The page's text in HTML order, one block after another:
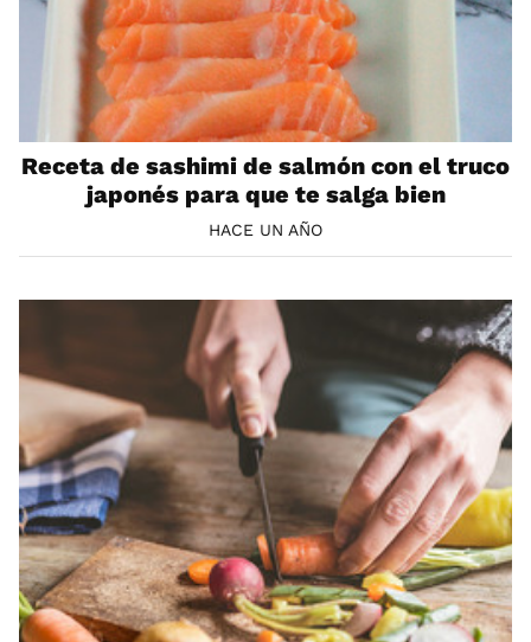
Receta de sashimi de salmón con el truco
japonés para que te salga bien
HACE UN AÑO